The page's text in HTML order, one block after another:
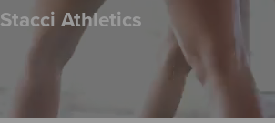
Stacci Athletics